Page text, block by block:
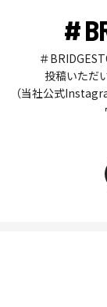
#
＃
投稿いただ
（当社公式